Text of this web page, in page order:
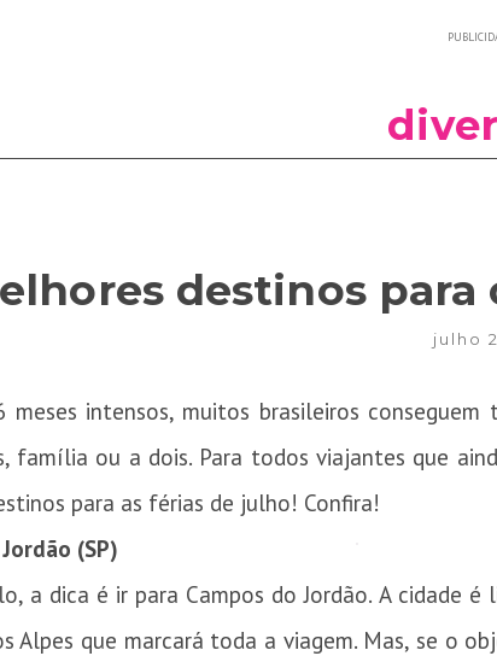
destinos
julho
meses intensos, muitos brasileiros
família ou a dois. Para todos viajantes que
para as férias de julho! Confira!
(SP)
a dica é ir para Campos do Jordão. A cidade
Alpes que marcará toda a viagem. Mas, se o